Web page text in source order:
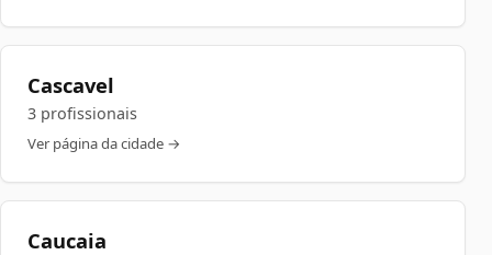
Cascavel
3 profissionais
Ver página da cidade →
Caucaia